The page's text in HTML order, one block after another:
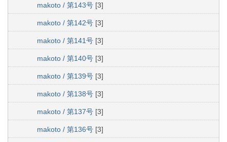
makoto / 第143号 [3]
makoto / 第142号 [3]
makoto / 第141号 [3]
makoto / 第140号 [3]
makoto / 第139号 [3]
makoto / 第138号 [3]
makoto / 第137号 [3]
makoto / 第136号 [3]